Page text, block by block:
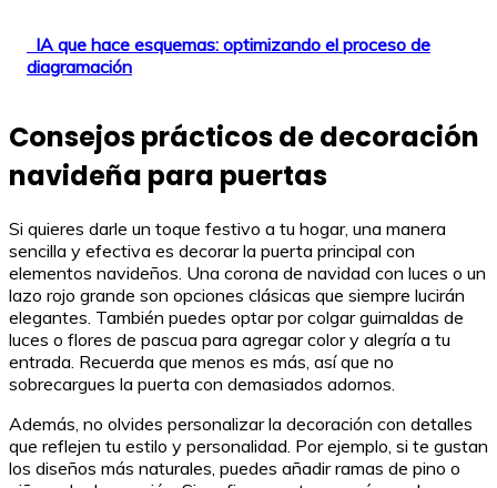
IA que hace esquemas: optimizando el proceso de
diagramación
Consejos prácticos de decoración
navideña para puertas
Si quieres darle un toque festivo a tu hogar, una manera
sencilla y efectiva es decorar la puerta principal con
elementos navideños. Una corona de navidad con luces o un
lazo rojo grande son opciones clásicas que siempre lucirán
elegantes. También puedes optar por colgar guirnaldas de
luces o flores de pascua para agregar color y alegría a tu
entrada. Recuerda que menos es más, así que no
sobrecargues la puerta con demasiados adornos.
Además, no olvides personalizar la decoración con detalles
que reflejen tu estilo y personalidad. Por ejemplo, si te gustan
los diseños más naturales, puedes añadir ramas de pino o